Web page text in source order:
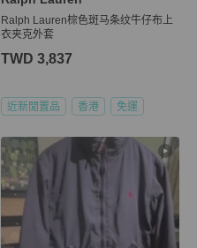
Ralph Lauren棕色斑马条纹牛仔布上
衣夹克外套
TWD 3,837
近新閒置品 香港 免運